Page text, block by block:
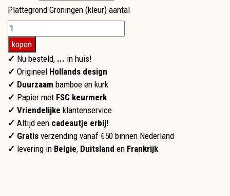
Plattegrond Groningen (kleur) aantal
kopen
✓ Nu besteld, ... in huis!
✓ Origineel Hollands design
✓ Duurzaam bamboe en kurk
✓ Papier met FSC keurmerk
✓ Vriendelijke klantenservice
✓ Altijd een cadeautje erbij!
✓ Gratis verzending vanaf €50 binnen Nederland
✓ levering in Belgie, Duitsland en Frankrijk